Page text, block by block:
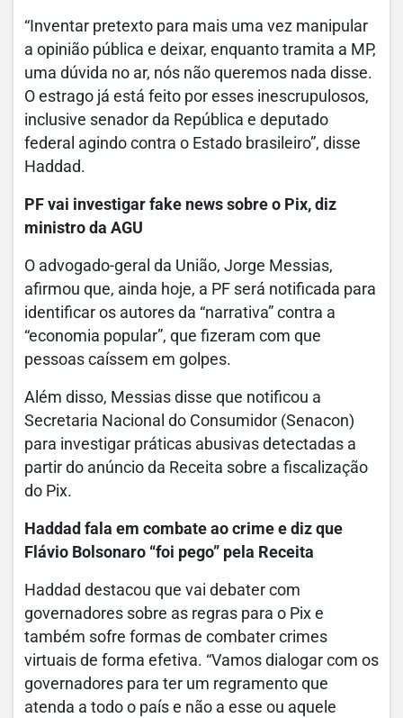
“Inventar pretexto para mais uma vez manipular
a opinião pública e deixar, enquanto tramita a MP,
uma dúvida no ar, nós não queremos nada disse.
O estrago já está feito por esses inescrupulosos,
inclusive senador da República e deputado
federal agindo contra o Estado brasileiro”, disse
Haddad.
PF vai investigar fake news sobre o Pix, diz
ministro da AGU
O advogado-geral da União, Jorge Messias,
afirmou que, ainda hoje, a PF será notificada para
identificar os autores da “narrativa” contra a
“economia popular”, que fizeram com que
pessoas caíssem em golpes.
Além disso, Messias disse que notificou a
Secretaria Nacional do Consumidor (Senacon)
para investigar práticas abusivas detectadas a
partir do anúncio da Receita sobre a fiscalização
do Pix.
Haddad fala em combate ao crime e diz que
Flávio Bolsonaro “foi pego” pela Receita
Haddad destacou que vai debater com
governadores sobre as regras para o Pix e
também sofre formas de combater crimes
virtuais de forma efetiva. “Vamos dialogar com os
governadores para ter um regramento que
atenda a todo o país e não a esse ou aquele